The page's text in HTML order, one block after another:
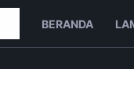
BERANDA